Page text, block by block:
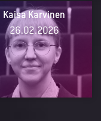
Kaisa Karvinen
26.02.2026